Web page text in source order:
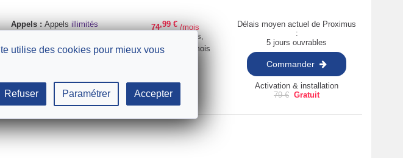
Appels :Appelsillimités
Data 4G :400GB
74,99€ /mois
pendant 6 mois,
puis 124 /mois
Délais moyen actuel de Proximus
:
5 jours ouvrables
Commander
Activation & installation
79€ Gratuit
utilise des cookies pour mieux vous
Refuser Paramétrer Accepter